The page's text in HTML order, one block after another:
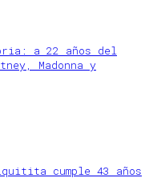
a 22 años del
Madonna y
cumple 43 años